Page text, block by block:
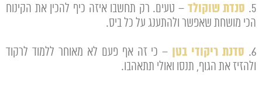
5. סנדת שוקולד – טעים. רק תחשבו איזה כיף להכין את הקינוח
הכי מושחת שאפשר ולהתענג על כל ביס.
6. סדנת ריקודי בטן – כי זה אף פעם לא מאוחר ללמוד לרקוד
ולהזיז את הגוף, תנסו ואולי תתאהבו.